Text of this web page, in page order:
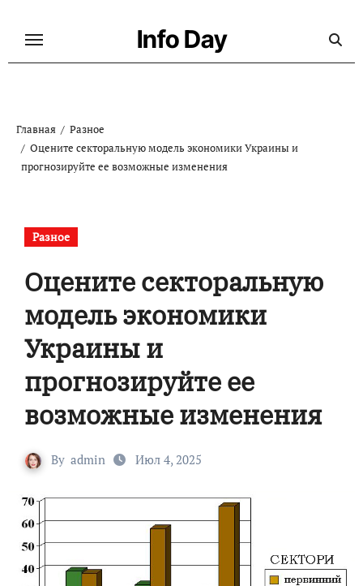
Info Day
Главная
Разное
Оцените секторальную модель экономики Украины и
прогнозируйте ее возможные изменения
Разное
Оцените секторальную
модель экономики
Украины и
прогнозируйте ее
возможные изменения
By admin Июл 4, 2025